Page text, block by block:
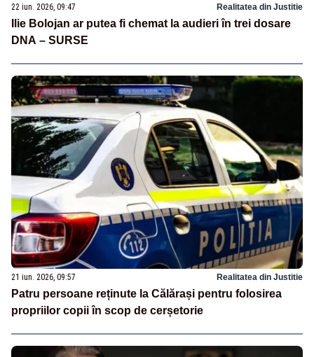
22 iun. 2026, 09:47 Realitatea din Justitie
Ilie Bolojan ar putea fi chemat la audieri în trei dosare
DNA – SURSE
21 iun. 2026, 09:57 Realitatea din Justitie
Patru persoane reținute la Călărași pentru folosirea
propriilor copii în scop de cerșetorie